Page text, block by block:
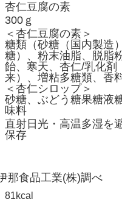
杏仁豆腐の素
300ｇ
＜杏仁豆腐の素＞
糖類（砂糖（国内製造
糖）、粉末油脂、脱脂
飴、寒天、杏仁/乳化剤
来）、増粘多糖類、香
＜杏仁シロップ＞
砂糖、ぶどう糖果糖液
味料
直射日光・高温多湿を
保存
那食品工業(株)調べ
81kcal